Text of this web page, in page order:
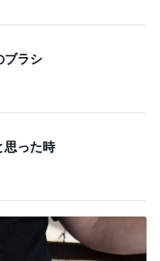
ブラシ
思った時